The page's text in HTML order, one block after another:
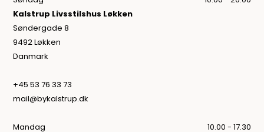
Kalstrup Livsstilshus Løkken
Søndergade 8
9492 Løkken
Danmark
+45 53 76 33 73
mail@bykalstrup.dk
Mandag
10.00 - 17.30